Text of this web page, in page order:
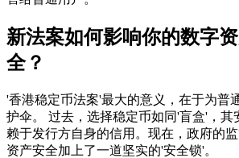
新法案如何影响你的数字
全？
'香港稳定币法案'最大的意义，在于为普
护伞。 过去，选择稳定币如同'盲盒'，其
赖于发行方自身的信用。现在，政府的
资产安全加上了一道坚实的'安全锁'。